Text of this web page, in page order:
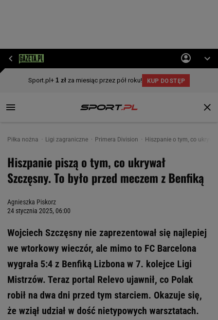
Piłka nożna Ligi zagraniczne Primera Division Hiszpanie o tym, co
Hiszpanie piszą o tym, co ukrywał
Szczęsny. To było przed meczem z Benfiką
Agnieszka Piskorz
24 stycznia 2025, 06:00
Wojciech Szczęsny nie zaprezentował się najlepiej
we wtorkowy wieczór, ale mimo to FC Barcelona
wygrała 5:4 z Benfiką Lizbona w 7. kolejce Ligi
Mistrzów. Teraz portal Relevo ujawnił, co Polak
robił na dwa dni przed tym starciem. Okazuje się,
że wziął udział w dość nietypowych warsztatach.